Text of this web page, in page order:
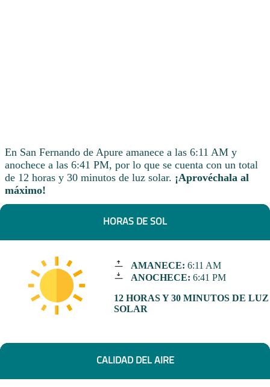
En San Fernando de Apure amanece a las 6:11 AM y
anochece a las 6:41 PM, por lo que se cuenta con un total
de 12 horas y 30 minutos de luz solar. ¡Aprovéchala al
máximo!
HORAS DE SOL
AMANECE: 6:11 AM
ANOCHECE: 6:41 PM
12 HORAS Y 30 MINUTOS DE LUZ
SOLAR
CALIDAD DEL AIRE